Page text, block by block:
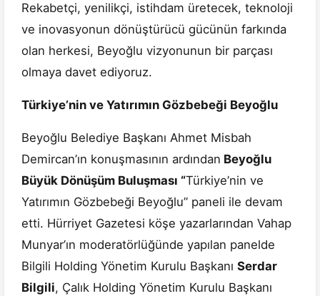
Rekabetçi, yenilikçi, istihdam üretecek, teknoloji
ve inovasyonun dönüştürücü gücünün farkında
olan herkesi, Beyoğlu vizyonunun bir parçası
olmaya davet ediyoruz.
Türkiye’nin ve Yatırımın Gözbebeği Beyoğlu
Beyoğlu Belediye Başkanı Ahmet Misbah
Demircan’ın konuşmasının ardından Beyoğlu
Büyük Dönüşüm Buluşması “Türkiye’nin ve
Yatırımın Gözbebeği Beyoğlu” paneli ile devam
etti. Hürriyet Gazetesi köşe yazarlarından Vahap
Munyar’ın moderatörlüğünde yapılan panelde
Bilgili Holding Yönetim Kurulu Başkanı Serdar
Bilgili, Çalık Holding Yönetim Kurulu Başkanı